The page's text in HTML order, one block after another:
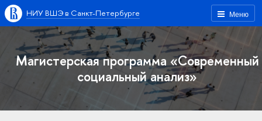
Меню
НИУ ВШЭ в Санкт-Петербурге
Магистерская программа «Современный
социальный анализ»